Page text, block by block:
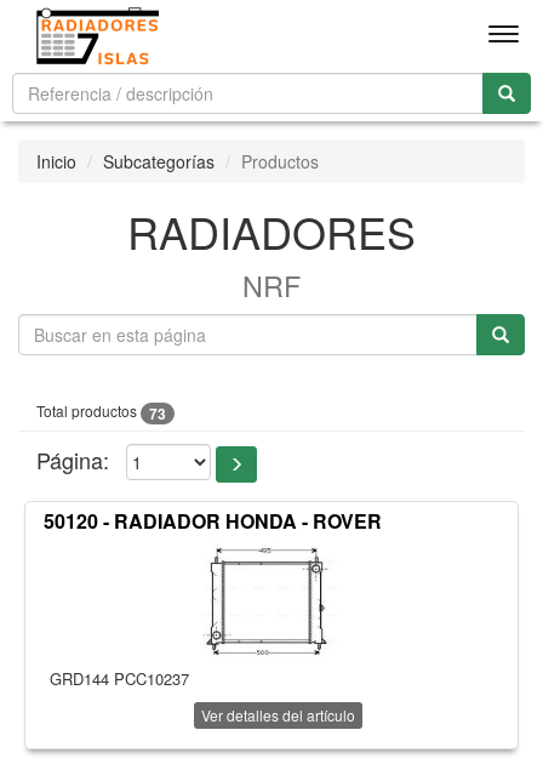
Inicio Subcategorías Productos
RADIADORES
NRF
Total productos 73
Página:
50120 - RADIADOR HONDA - ROVER
GRD144 PCC10237
Ver detalles del artículo